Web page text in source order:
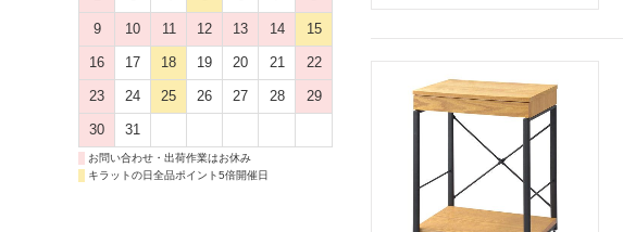
9 10 11 12 13 14 15
16 17 18 19 20 21 22
23 24 25 26 27 28 29
30 31
お問い合わせ・出荷作業はお休み
キラットの日全品ポイント5倍開催日